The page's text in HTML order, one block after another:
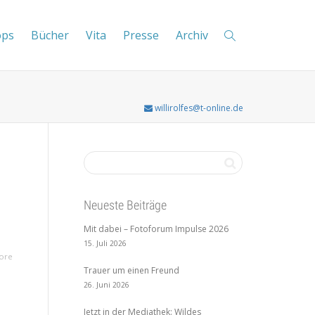
Bücher Vita Presse Archiv
willirolfes@t-online.de
Neueste Beiträge
Mit dabei – Fotoforum Impulse 2026
15. Juli 2026
Trauer um einen Freund
26. Juni 2026
Jetzt in der Mediathek: Wildes